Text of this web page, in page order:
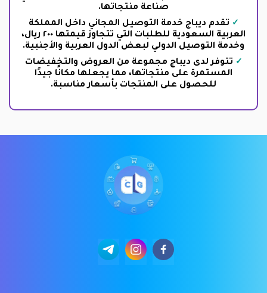
صناعة منتجاتها.
تقدم ديباج خدمة التوصيل المجاني داخل المملكة
العربية السعودية للطلبات التي تتجاوز قيمتها ٢٠٠ ريال،
وخدمة التوصيل الدولي لبعض الدول العربية والأجنبية.
تتوفر لدى ديباج مجموعة من العروض والتخفيضات
المستمرة على منتجاتها، مما يجعلها مكانًا جيدًا
للحصول على المنتجات بأسعار مناسبة.